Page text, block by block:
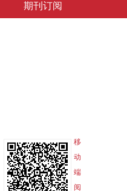
期刊订阅
移
动
端
阅